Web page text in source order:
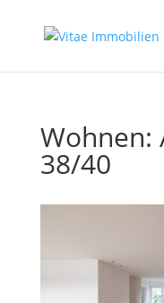
Wohnen:
38/40